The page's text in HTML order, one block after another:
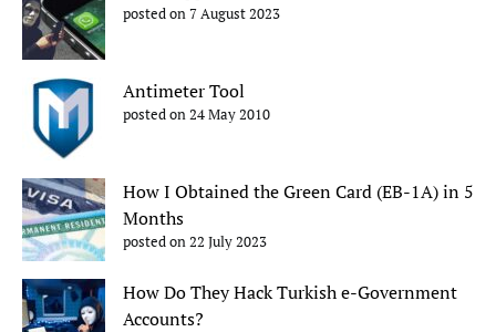
posted on 7 August 2023
Antimeter Tool
posted on 24 May 2010
How I Obtained the Green Card (EB-1A) in 5
Months
posted on 22 July 2023
How Do They Hack Turkish e-Government
Accounts?